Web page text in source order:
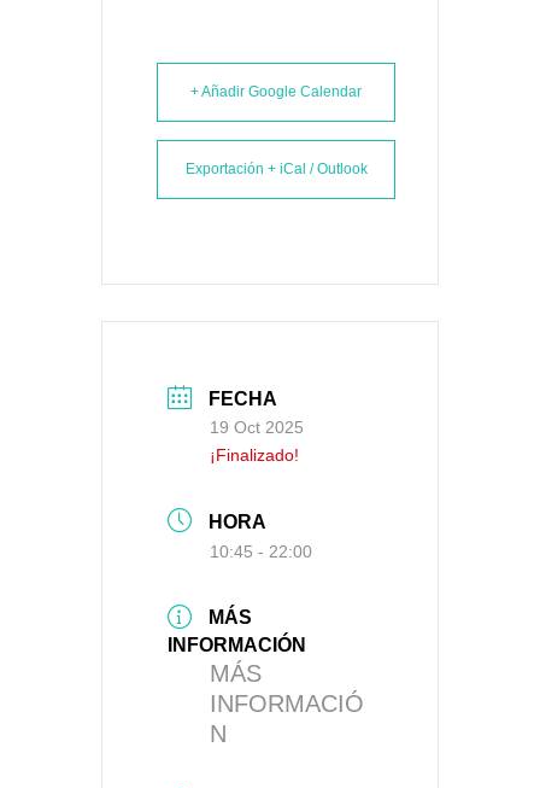
+ Añadir Google Calendar
Exportación + iCal / Outlook
FECHA
19 Oct 2025
¡Finalizado!
HORA
10:45 - 22:00
MÁS
INFORMACIÓN
MÁS
INFORMACIÓ
N